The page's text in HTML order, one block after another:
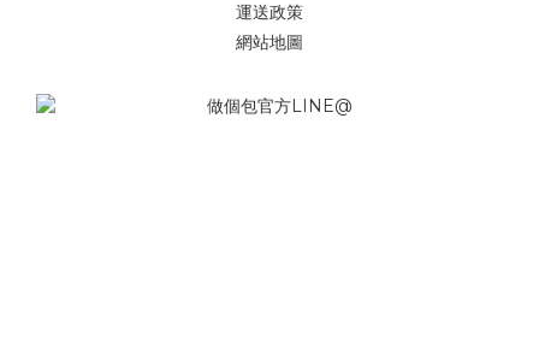
運送政策
網站地圖